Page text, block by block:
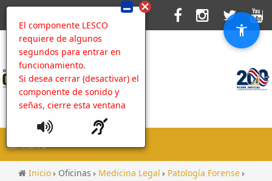
El componente LESCO
requiere de algunos
segundos para entrar en
funcionamiento.
Si desea cerrar (desactivar) el
componente de sonido y
señas, cierre esta ventana
MENU
Inicio Oficinas Medicina Legal
Patología Forense